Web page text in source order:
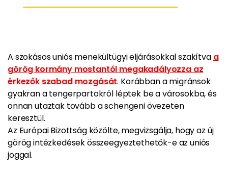
A szokásos uniós menekültügyi eljárásokkal szakítva a
görög kormány mostantól megakadályozza az
érkezők szabad mozgását. Korábban a migránsok
gyakran a tengerpartokról léptek be a városokba, és
onnan utaztak tovább a schengeni övezeten
keresztül.
Az Európai Bizottság közölte, megvizsgálja, hogy az új
görög intézkedések összeegyeztethetők-e az uniós
joggal.